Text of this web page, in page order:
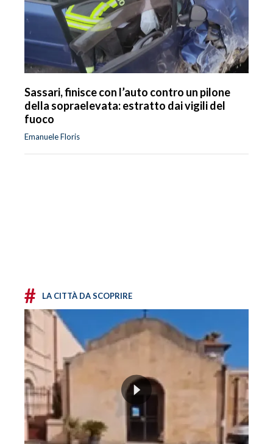
Sassari, finisce con l’auto contro un pilone
della sopraelevata: estratto dai vigili del
fuoco
Emanuele Floris
# LA CITTÀ DA SCOPRIRE